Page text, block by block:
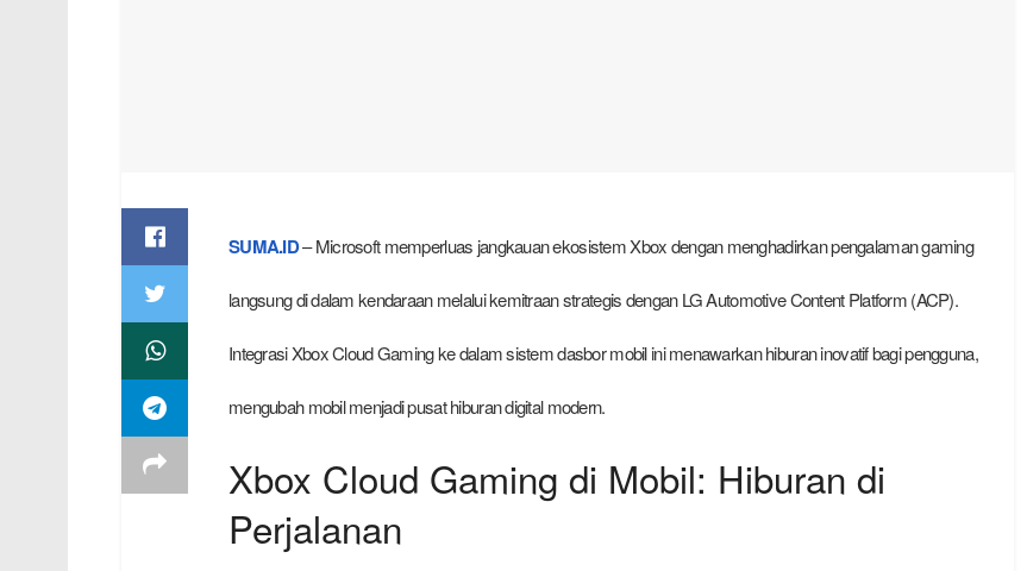
SUMA.ID– Microsoft memperluas jangkauan ekosistem Xbox dengan menghadirkan pengalaman gaming
langsung di dalam kendaraan melalui kemitraan strategis dengan LG Automotive Content Platform (ACP).
Integrasi Xbox Cloud Gaming ke dalam sistem dasbor mobil ini menawarkan hiburan inovatif bagi pengguna,
mengubah mobil menjadi pusat hiburan digital modern.
Xbox Cloud Gaming di Mobil: Hiburan di
Perjalanan